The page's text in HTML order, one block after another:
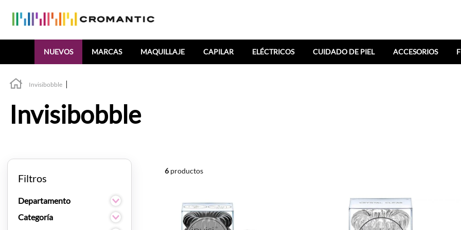
NUEVOS MARCAS MAQUILLAJE CAPILAR ELÉCTRICOS CUIDADO DE PIEL ACCESORIOS
Invisibobble
Invisibobble
Filtros
Departamento
Capilar
Categoría
6 productos